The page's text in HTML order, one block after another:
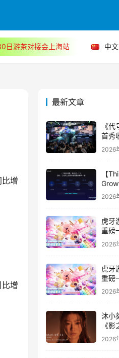
日游茶对接会上海站 中
比增
比增
最新文章
《
首秀
见玩
2026
【
峰会
2026
虎牙
重磅
3D
2026
虎牙
重磅
2026
沐小
《
日开
2026